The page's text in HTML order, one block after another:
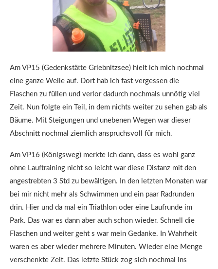
Am VP15 (Gedenkstätte Griebnitzsee) hielt ich mich nochmal
eine ganze Weile auf. Dort hab ich fast vergessen die
Flaschen zu füllen und verlor dadurch nochmals unnötig viel
Zeit. Nun folgte ein Teil, in dem nichts weiter zu sehen gab als
Bäume. Mit Steigungen und unebenen Wegen war dieser
Abschnitt nochmal ziemlich anspruchsvoll für mich.
Am VP16 (Königsweg) merkte ich dann, dass es wohl ganz
ohne Lauftraining nicht so leicht war diese Distanz mit den
angestrebten 3 Std zu bewältigen. In den letzten Monaten war
bei mir nicht mehr als Schwimmen und ein paar Radrunden
drin. Hier und da mal ein Triathlon oder eine Laufrunde im
Park. Das war es dann aber auch schon wieder. Schnell die
Flaschen und weiter geht s war mein Gedanke. In Wahrheit
waren es aber wieder mehrere Minuten. Wieder eine Menge
verschenkte Zeit. Das letzte Stück zog sich nochmal ins